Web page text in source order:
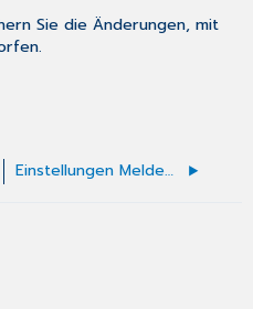
Sie die Änderungen, mit
Einstellungen Meldebogen Ambulante Behandlung